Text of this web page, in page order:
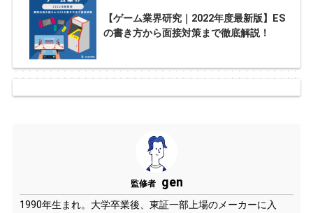
【ゲーム業界研究｜2022年度最新版】ES
の書き方から面接対策まで徹底解説！
監修者 gen
1990年生まれ。大学卒業後、東証一部上場のメーカーに入